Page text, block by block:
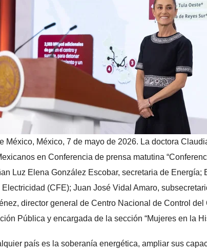
México, México, 7 de mayo de 2026. La doctora
en Conferencia de prensa matutina
Luz Elena González Escobar, secretaria de
(CFE); Juan José Vidal Amaro,
director general de Centro Nacional de Control
Pública y encargada de la sección “Mujeres en la
país es la soberanía energética, ampliar sus